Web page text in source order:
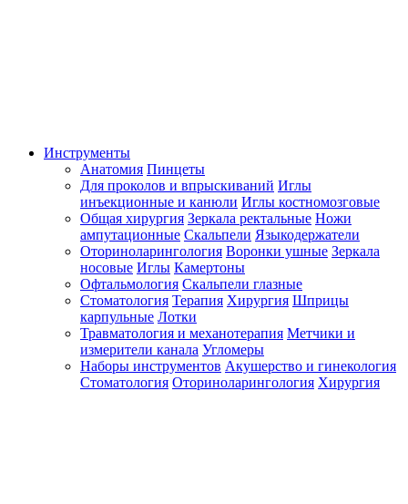
Инструменты
Анатомия Пинцеты
Для проколов и впрыскиваний Иглы
инъекционные и канюли Иглы костномозговые
Общая хирургия Зеркала ректальные Ножи
ампутационные Скальпели Языкодержатели
Оториноларингология Воронки ушные Зеркала
носовые Иглы Камертоны
Офтальмология Скальпели глазные
Стоматология Терапия Хирургия Шприцы
карпульные Лотки
Травматология и механотерапия Метчики и
измерители канала Угломеры
Наборы инструментов Акушерство и гинекология
Стоматология Оториноларингология Хирургия